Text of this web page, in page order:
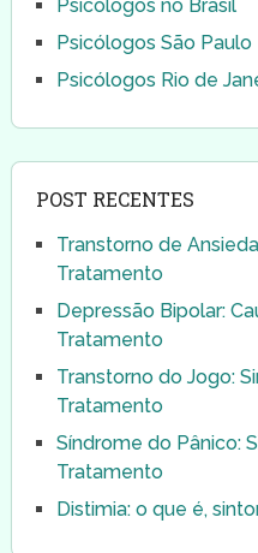
Psicólogos no Brasil
Psicólogos São Paulo
Psicólogos Rio de
POST RECENTES
Transtorno de
Tratamento
Depressão Bipolar:
Tratamento
Transtorno do Jogo:
Tratamento
Síndrome do Pânico:
Tratamento
Distimia: o que é,